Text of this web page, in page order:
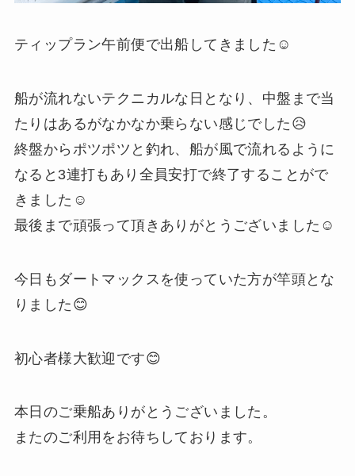
ティップラン午前便で出船してきました☺️
船が流れないテクニカルな日となり、中盤まで当
たりはあるがなかなか乗らない感じでした😥
終盤からポツポツと釣れ、船が風で流れるように
なると3連打もあり全員安打で終了することがで
きました☺️
最後まで頑張って頂きありがとうございました☺️
今日もダートマックスを使っていた方が竿頭とな
りました😊
初心者様大歓迎です😊
本日のご乗船ありがとうございました。
またのご利用をお待ちしております。